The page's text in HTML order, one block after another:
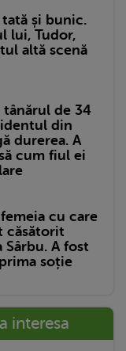
și bunic.
lui, Tudor,
altă scenă
tânărul de 34
din
durerea. A
cum fiul ei
cu care
căsătorit
A fost
soție
interesa